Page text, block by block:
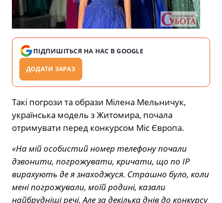
ПІДПИШІТЬСЯ НА НАС В GOOGLE
ДОДАТИ ЗАРАЗ
Такі погрози та образи Мілена Мельничук,
українська модель з Житомира, почала
отримувати перед конкурсом Міс Європа.
«На мій особистий номер телефону почали
дзвонити, погрожувати, кричати, що по IP
вирахують де я знаходжуся. Страшно було, коли
мені погрожували, моїй родині, казали
найбрудніші речі. Але за декілька днів до конкурсу